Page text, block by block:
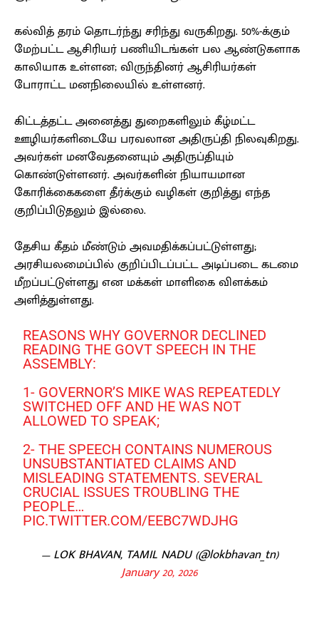
கல்வித் தரம் தொடர்ந்து சரிந்து வருகிறது. 50%-க்கும்
மேற்பட்ட ஆசிரியர் பணியிடங்கள் பல ஆண்டுகளாக
காலியாக உள்ளன; விருந்தினர் ஆசிரியர்கள்
போராட்ட மனநிலையில் உள்ளனர்.
கிட்டத்தட்ட அனைத்து துறைகளிலும் கீழ்மட்ட
ஊழியர்களிடையே பரவலான அதிருப்தி நிலவுகிறது.
அவர்கள் மனவேதனையும் அதிருப்தியும்
கொண்டுள்ளனர். அவர்களின் நியாயமான
கோரிக்கைகளை தீர்க்கும் வழிகள் குறித்து எந்த
குறிப்பிடுதலும் இல்லை.
தேசிய கீதம் மீண்டும் அவமதிக்கப்பட்டுள்ளது;
அரசியலமைப்பில் குறிப்பிடப்பட்ட அடிப்படை கடமை
மீறப்பட்டுள்ளது என மக்கள் மாளிகை விளக்கம்
அளித்துள்ளது.
REASONS WHY GOVERNOR DECLINED
READING THE GOVT SPEECH IN THE
ASSEMBLY:
1- GOVERNOR’S MIKE WAS REPEATEDLY
SWITCHED OFF AND HE WAS NOT
ALLOWED TO SPEAK;
2- THE SPEECH CONTAINS NUMEROUS
UNSUBSTANTIATED CLAIMS AND
MISLEADING STATEMENTS. SEVERAL
CRUCIAL ISSUES TROUBLING THE
PEOPLE…
PIC.TWITTER.COM/EEBC7WDJHG
— LOK BHAVAN, TAMIL NADU (@lokbhavan_tn)
January 20, 2026